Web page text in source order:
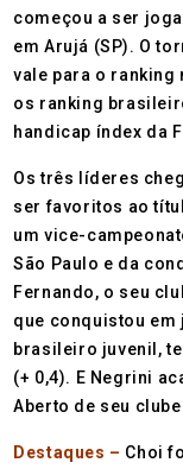
começou a ser
em Arujá (SP). O
vale para o ranking
os ranking
handicap índex da
Os três líderes
ser favoritos ao
um vice-
São Paulo e da
Fernando, o seu
que conquistou em
brasileiro juvenil,
(+ 0,4). E Negrini
Aberto de seu
Destaques – Choi